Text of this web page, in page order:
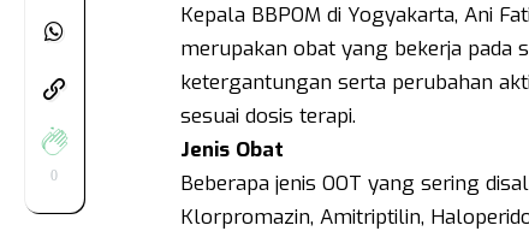
0
Kepala BBPOM di Yogyakarta, Ani
merupakan obat yang bekerja pada
ketergantungan serta perubahan
sesuai dosis terapi.
Jenis Obat
Beberapa jenis OOT yang sering
Klorpromazin, Amitriptilin,